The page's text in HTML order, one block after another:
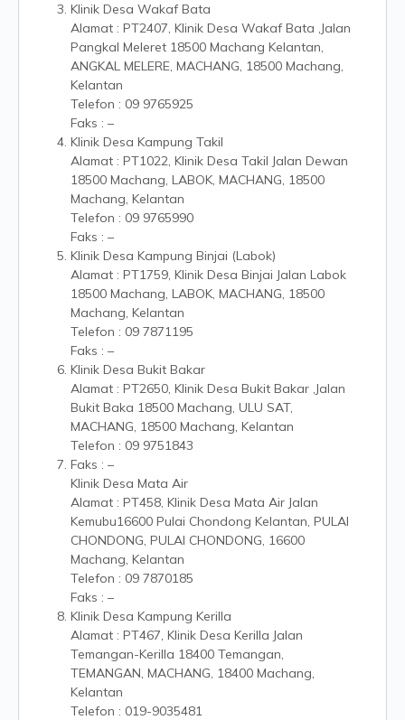
Klinik Desa Wakaf Bata
Alamat : PT2407, Klinik Desa Wakaf Bata ,Jalan
Pangkal Meleret 18500 Machang Kelantan,
ANGKAL MELERE, MACHANG, 18500 Machang,
Kelantan
Telefon : 09 9765925
Faks : –
Klinik Desa Kampung Takil
Alamat : PT1022, Klinik Desa Takil Jalan Dewan
18500 Machang, LABOK, MACHANG, 18500
Machang, Kelantan
Telefon : 09 9765990
Faks : –
Klinik Desa Kampung Binjai (Labok)
Alamat : PT1759, Klinik Desa Binjai Jalan Labok
18500 Machang, LABOK, MACHANG, 18500
Machang, Kelantan
Telefon : 09 7871195
Faks : –
Klinik Desa Bukit Bakar
Alamat : PT2650, Klinik Desa Bukit Bakar ,Jalan
Bukit Baka 18500 Machang, ULU SAT,
MACHANG, 18500 Machang, Kelantan
Telefon : 09 9751843
Faks : –
Klinik Desa Mata Air
Alamat : PT458, Klinik Desa Mata Air Jalan
Kemubu16600 Pulai Chondong Kelantan, PULAI
CHONDONG, PULAI CHONDONG, 16600
Machang, Kelantan
Telefon : 09 7870185
Faks : –
Klinik Desa Kampung Kerilla
Alamat : PT467, Klinik Desa Kerilla Jalan
Temangan-Kerilla 18400 Temangan,
TEMANGAN, MACHANG, 18400 Machang,
Kelantan
Telefon : 019-9035481